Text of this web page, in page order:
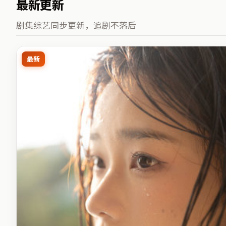
最新更新
剧集综艺同步更新，追剧不落后
最新